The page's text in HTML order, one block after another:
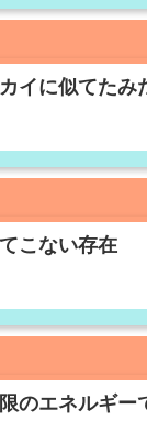
イに似てたみ
こない存在
のエネルギー